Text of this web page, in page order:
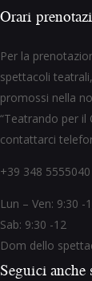
Orari
Per la
spettacoli
promossi nella
“Teatrando per il
contattarci
+39 348 5555040
Lun – Ven: 9:30 -
Sab: 9:30 -12
Dom dello
Seguici